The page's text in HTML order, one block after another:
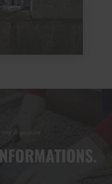
disposition